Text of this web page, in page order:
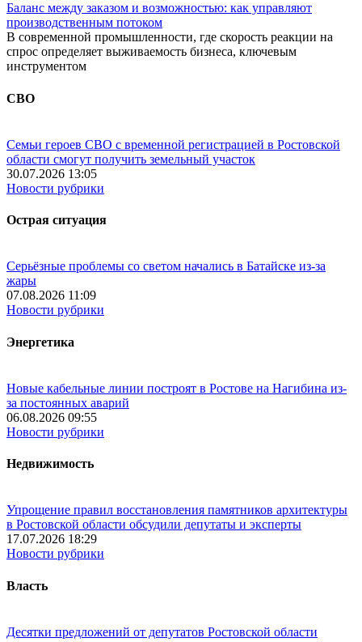
Баланс между заказом и возможностью: как управляют
производственным потоком
В современной промышленности, где скорость реакции на
спрос определяет выживаемость бизнеса, ключевым
инструментом
СВО
Семьи героев СВО с временной регистрацией в Ростовской
области смогут получить земельный участок
30.07.2026 13:05
Новости рубрики
Острая ситуация
Серьёзные проблемы со светом начались в Батайске из-за
жары
07.08.2026 11:09
Новости рубрики
Энергетика
Новые кабельные линии построят в Ростове на Нагибина из-
за постоянных аварий
06.08.2026 09:55
Новости рубрики
Недвижимость
Упрощение правил восстановления памятников архитектуры
в Ростовской области обсудили депутаты и эксперты
17.07.2026 18:29
Новости рубрики
Власть
Десятки предложений от депутатов Ростовской области